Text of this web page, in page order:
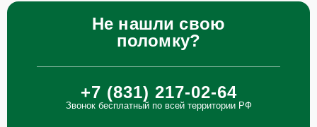
Не нашли свою
поломку?
+7 (831) 217-02-64
Звонок бесплатный по всей территории РФ